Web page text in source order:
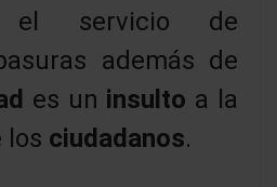
el servicio de
además de
es un insulto a la
los ciudadanos.